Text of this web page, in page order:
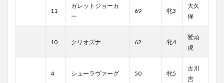
11
ガレットジョーカ
ー
69 牝3
大久
保
10 クリオズナ 62 牝4
鷲頭
虎
4 シューラヴァーグ 50 牝5
古川
吉